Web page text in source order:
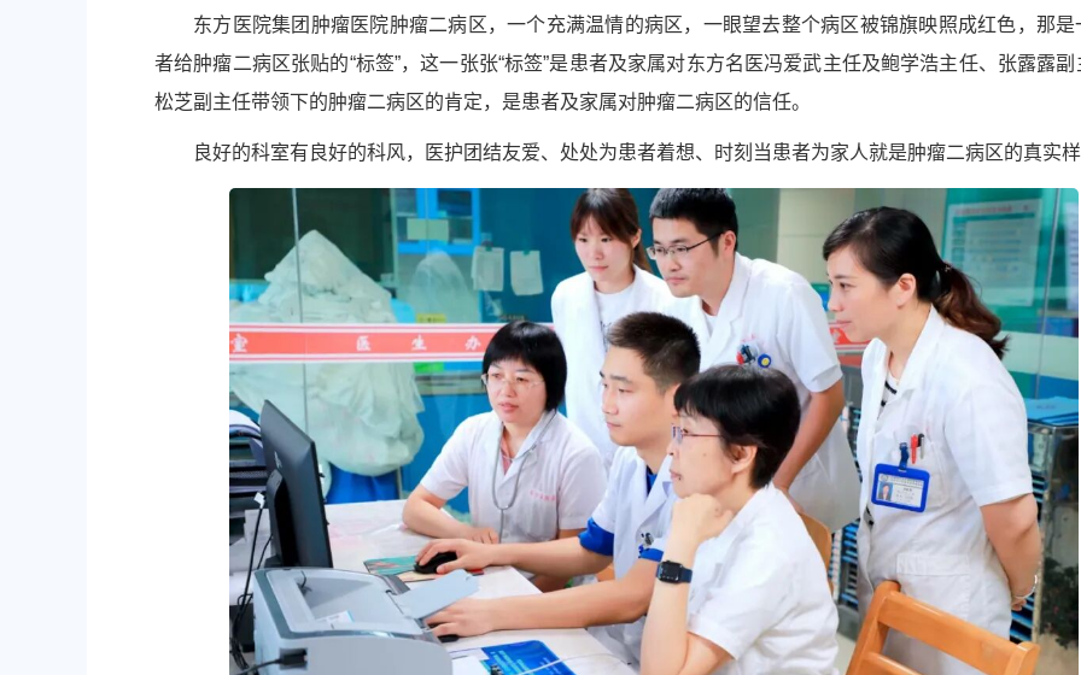
东方医院集团肿瘤医院肿瘤二病区，一个充满温情的病区，一眼望去整个病区被锦旗映照成红色，那是
者给肿瘤二病区张贴的“标签”，这一张张“标签”是患者及家属对东方名医冯爱武主任及鲍学浩主任、张露露
松芝副主任带领下的肿瘤二病区的肯定，是患者及家属对肿瘤二病区的信任。
良好的科室有良好的科风，医护团结友爱、处处为患者着想、时刻当患者为家人就是肿瘤二病区的真实